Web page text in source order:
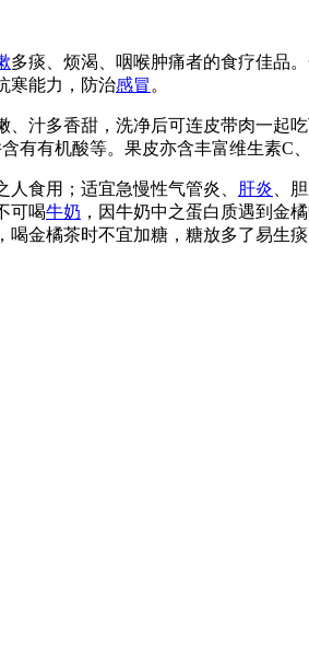
多痰、烦渴、咽喉肿痛者的食疗佳品
寒能力，防治感冒 。
汁多香甜，洗净后可连皮带肉一起
含有有机酸等。果皮亦含丰富维生素C
食用；适宜急慢性气管炎、 肝炎 、
可喝牛奶 ，因牛奶中之蛋白质遇到金
金橘茶时不宜加糖，糖放多了易生痰